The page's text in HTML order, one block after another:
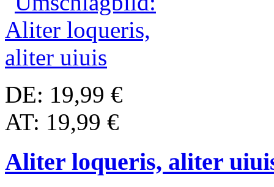
DE: 19,99 €
AT: 19,99 €
Aliter loqueris, aliter